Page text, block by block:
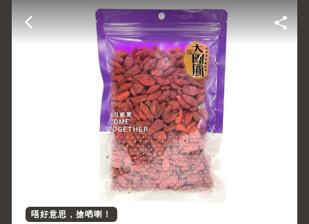
唔好意思，搶哂喇！